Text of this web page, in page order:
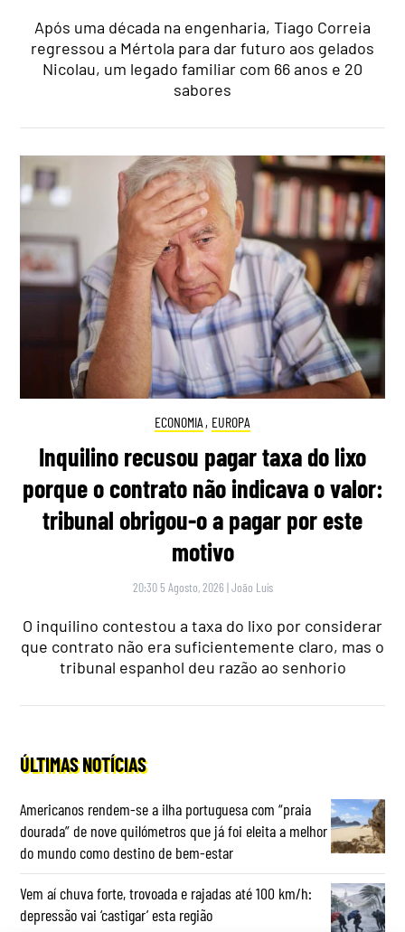
Após uma década na engenharia, Tiago Correia
regressou a Mértola para dar futuro aos gelados
Nicolau, um legado familiar com 66 anos e 20
sabores
ECONOMIA , EUROPA
Inquilino recusou pagar taxa do lixo
porque o contrato não indicava o valor:
tribunal obrigou-o a pagar por este
motivo
20:30 5 Agosto, 2026 |João Luís
O inquilino contestou a taxa do lixo por considerar
que contrato não era suficientemente claro, mas o
tribunal espanhol deu razão ao senhorio
ÚLTIMAS NOTÍCIAS
Americanos rendem-se a ilha portuguesa com “praia
dourada” de nove quilómetros que já foi eleita a melhor
do mundo como destino de bem-estar
Vem aí chuva forte, trovoada e rajadas até 100 km/h:
depressão vai ‘castigar’ esta região